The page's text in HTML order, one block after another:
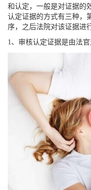
和认定，一般是对证据的
认定证据的方式有三种，
序，之后法院对该证据进
1、审核认定证据是由法